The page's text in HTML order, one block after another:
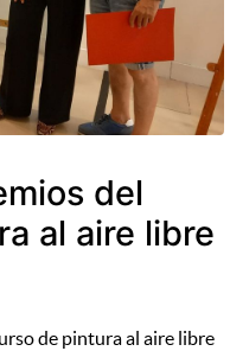
del
al aire libre
de pintura al aire libre